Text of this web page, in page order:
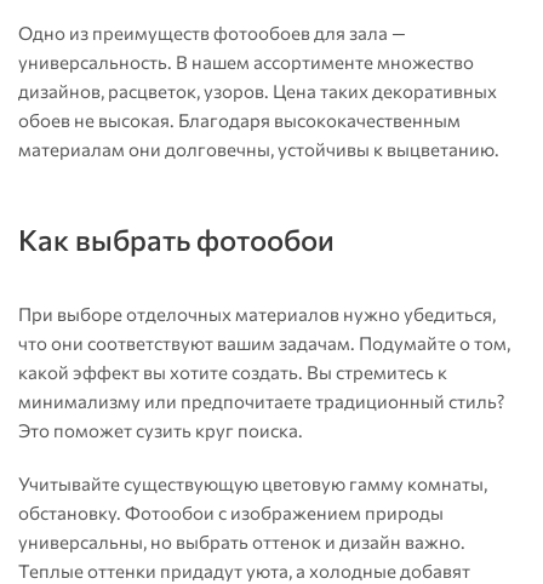
Одно из преимуществ фотообоев для зала —
универсальность. В нашем ассортименте множество
дизайнов, расцветок, узоров. Цена таких декоративных
обоев не высокая. Благодаря высококачественным
материалам они долговечны, устойчивы к выцветанию.
Как выбрать фотообои
При выборе отделочных материалов нужно убедиться,
что они соответствуют вашим задачам. Подумайте о том,
какой эффект вы хотите создать. Вы стремитесь к
минимализму или предпочитаете традиционный стиль?
Это поможет сузить круг поиска.
Учитывайте существующую цветовую гамму комнаты,
обстановку. Фотообои с изображением природы
универсальны, но выбрать оттенок и дизайн важно.
Теплые оттенки придадут уюта, а холодные добавят